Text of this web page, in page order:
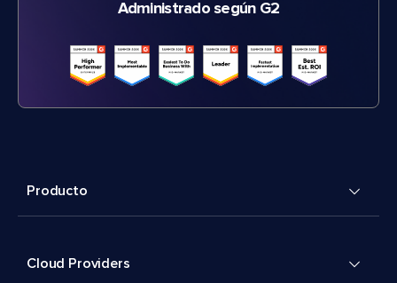
Administrado según G2
Producto
Cloud Providers